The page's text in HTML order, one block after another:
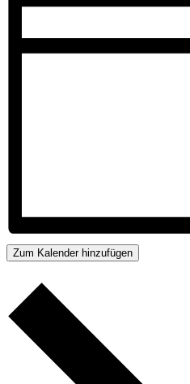
Zum Kalender hinzufügen